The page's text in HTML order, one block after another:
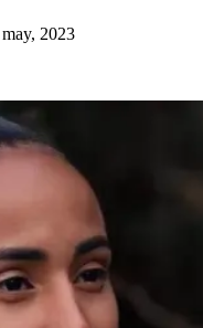
2023